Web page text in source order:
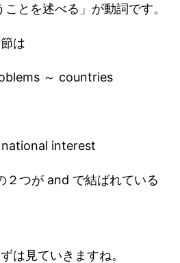
とを述べる」が動詞です。
は
～ countries
interest
２つが and で結ばれている
は見ていきますね。